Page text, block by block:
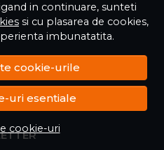
in continuare, sunteti
si cu plasarea de cookies,
imbunatatita.
cookie-urile
uri esentiale
cookie-uri